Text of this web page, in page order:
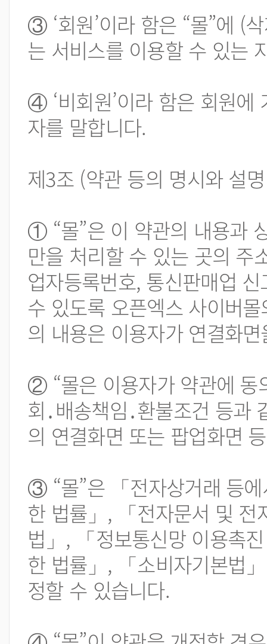
③ ‘회원’이라 함은 “몰”에 (
는 서비스를 이용할 수 있는
④ ‘비회원’이라 함은 회원에
자를 말합니다.
제3조 (약관 등의 명시와 설
① “몰”은 이 약관의 내용과
만을 처리할 수 있는 곳의 주
업자등록번호, 통신판매업
수 있도록 오픈엑스 사이버
의 내용은 이용자가 연결화
② “몰은 이용자가 약관에 동
회․배송책임․환불조건 등과
의 연결화면 또는 팝업화면
③ “몰”은 「전자상거래 등
한 법률」, 「전자문서 및
법」, 「정보통신망 이용촉
한 법률」, 「소비자기본법
정할 수 있습니다.